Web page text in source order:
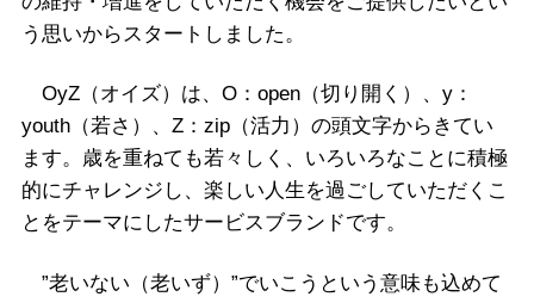
う思いからスタートしました。
OyZ（オイズ）は、O：open（切り開く）、y：
youth（若さ）、Z：zip（活力）の頭文字からきてい
ます。歳を重ねても若々しく、いろいろなことに積極
的にチャレンジし、楽しい人生を過ごしていただくこ
とをテーマにしたサービスブランドです。
”老いない（老いず）”でいこうという意味も込めて